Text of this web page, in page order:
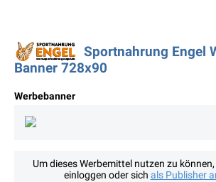
Sportnahrung Engel
Banner 728x90
Werbebanner
Um dieses Werbemittel nutzen zu
einloggen oder sich als Publisher